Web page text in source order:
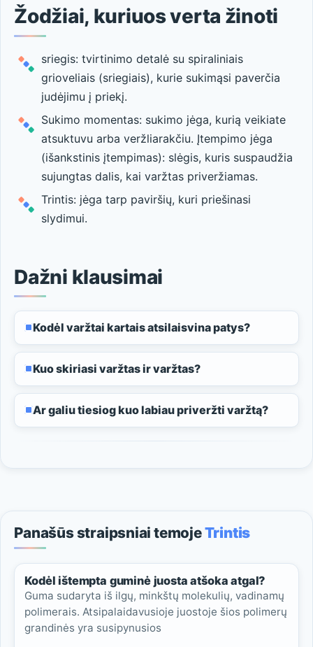
Žodžiai, kuriuos verta žinoti
sriegis: tvirtinimo detalė su spiraliniais
grioveliais (sriegiais), kurie sukimąsi paverčia
judėjimu į priekį.
Sukimo momentas: sukimo jėga, kurią veikiate
atsuktuvu arba veržliarakčiu. Įtempimo jėga
(išankstinis įtempimas): slėgis, kuris suspaudžia
sujungtas dalis, kai varžtas priveržiamas.
Trintis: jėga tarp paviršių, kuri priešinasi
slydimui.
Dažni klausimai
Kodėl varžtai kartais atsilaisvina patys?
Kuo skiriasi varžtas ir varžtas?
Ar galiu tiesiog kuo labiau priveržti varžtą?
Panašūs straipsniai temojeTrintis
Kodėl ištempta guminė juosta atšoka atgal?
Guma sudaryta iš ilgų, minkštų molekulių, vadinamų
polimerais. Atsipalaidavusioje juostoje šios polimerų
grandinės yra susipynusios